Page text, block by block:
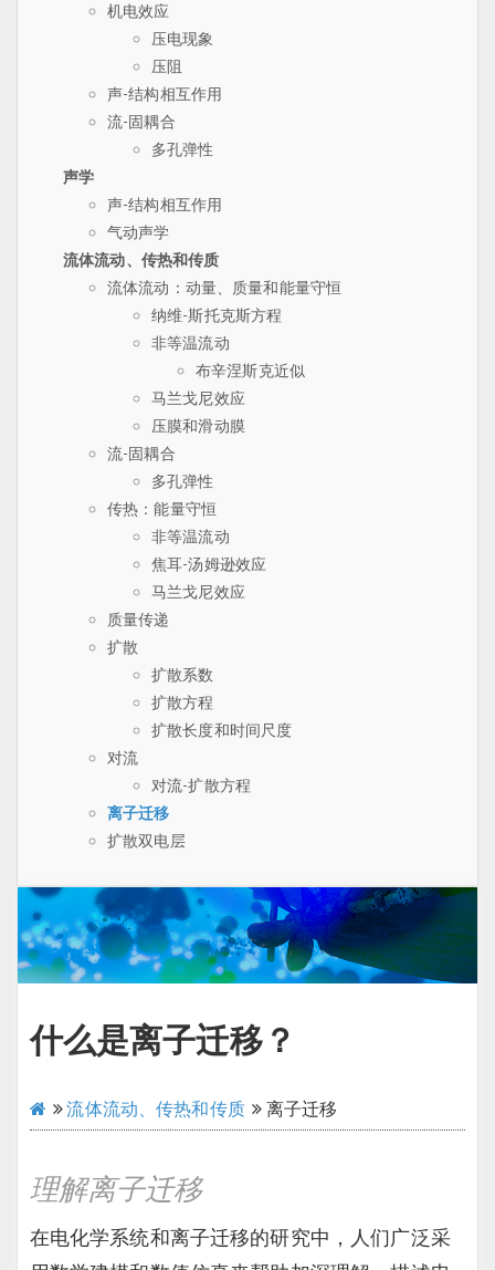
机电效应
压电现象
压阻
声-结构相互作用
流-固耦合
多孔弹性
声学
声-结构相互作用
气动声学
流体流动、传热和传质
流体流动：动量、质量和能量守恒
纳维-斯托克斯方程
非等温流动
布辛涅斯克近似
马兰戈尼效应
压膜和滑动膜
流-固耦合
多孔弹性
传热：能量守恒
非等温流动
焦耳-汤姆逊效应
马兰戈尼效应
质量传递
扩散
扩散系数
扩散方程
扩散长度和时间尺度
对流
对流-扩散方程
离子迁移
扩散双电层
什么是离子迁移？
流体流动、传热和传质 离子迁移
理解离子迁移
在电化学系统和离子迁移的研究中，人们广泛采